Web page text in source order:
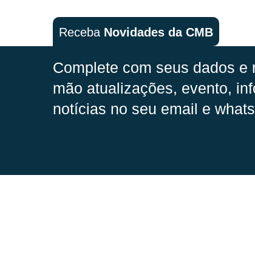
Receba Novidades da CMB
Complete com seus dados e
mão atualizações, evento,
notícias no seu email e